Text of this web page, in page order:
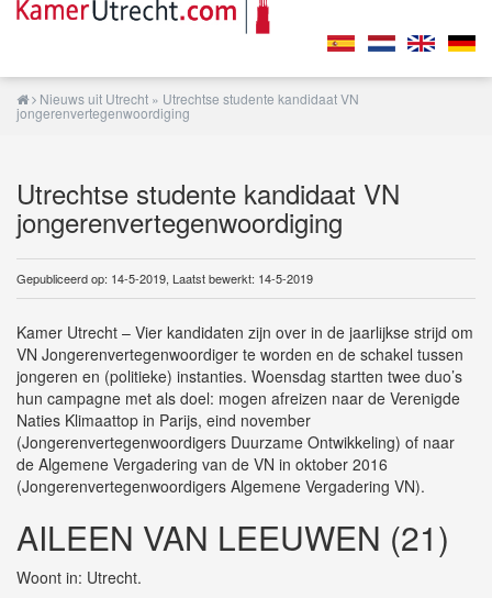
Nieuws uit Utrecht » Utrechtse studente kandidaat VN
jongerenvertegenwoordiging
Utrechtse studente kandidaat VN
jongerenvertegenwoordiging
Gepubliceerd op: 14-5-2019, Laatst bewerkt: 14-5-2019
Kamer Utrecht – Vier kandidaten zijn over in de jaarlijkse strijd om
VN Jongerenvertegenwoordiger te worden en de schakel tussen
jongeren en (politieke) instanties. Woensdag startten twee duo’s
hun campagne met als doel: mogen afreizen naar de Verenigde
Naties Klimaattop in Parijs, eind november
(Jongerenvertegenwoordigers Duurzame Ontwikkeling) of naar
de Algemene Vergadering van de VN in oktober 2016
(Jongerenvertegenwoordigers Algemene Vergadering VN).
AILEEN VAN LEEUWEN (21)
Woont in: Utrecht.